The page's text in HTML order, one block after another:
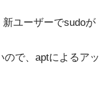
ユーザーでsudoが
で、aptによるアッ